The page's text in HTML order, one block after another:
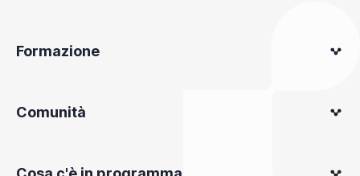
Formazione
Comunità